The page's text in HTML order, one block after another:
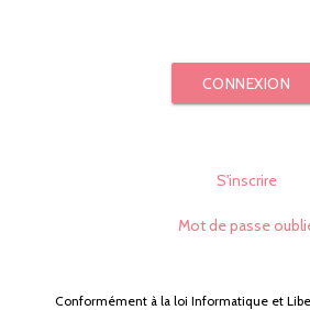
CONNEXION
S'inscrire
Mot de passe
Conformément à la loi Informatique et